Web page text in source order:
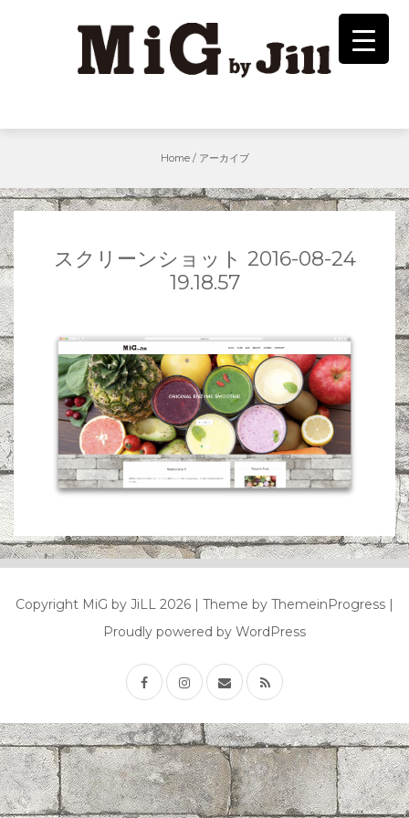
Home/ アーカイブ
スクリーンショット 2016-08-24
19.18.57
Copyright MiG by JiLL 2026 | Theme by ThemeinProgress |
Proudly powered by WordPress